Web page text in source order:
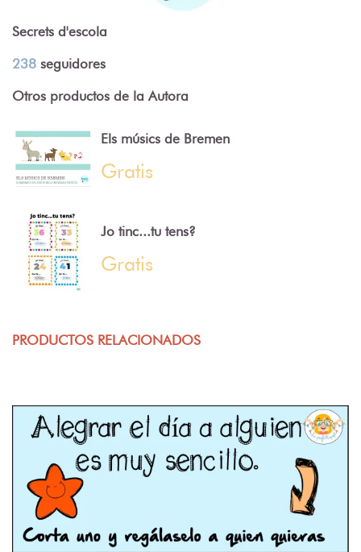
Secrets d'escola
238 seguidores
Otros productos de la Autora
Els músics de Bremen
Gratis
Jo tinc...tu tens?
Gratis
PRODUCTOS RELACIONADOS